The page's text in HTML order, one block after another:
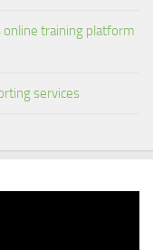
online training platform
services